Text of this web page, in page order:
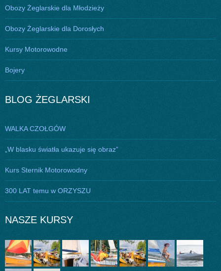
Obozy Żeglarskie dla Młodzieży
Obozy Żeglarskie dla Dorosłych
Kursy Motorowodne
Bojery
BLOG ŻEGLARSKI
WALKA CZOŁGÓW
„W blasku światła ukazuje się obraz”
Kurs Sternik Motorowodny
300 LAT temu w ORZYSZU
NASZE KURSY